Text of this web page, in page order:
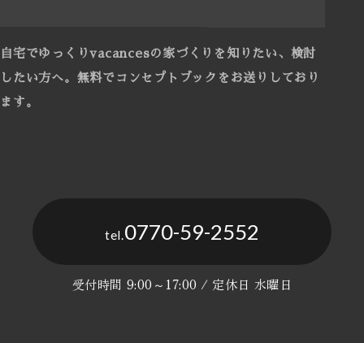
自宅でゆっくりvacancesの家づくりを知りたい、検討
したい方へ。 無料でコンセプトブックをお送りしており
ます。
tel. 0770-59-2552
受付時間 9:00～17:00 / 定休日 水曜日